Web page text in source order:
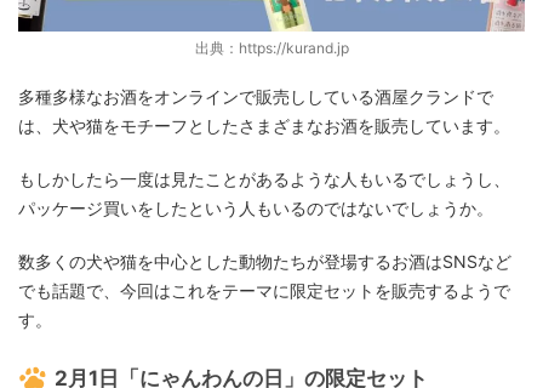
出典：https://kurand.jp
多種多様なお酒をオンラインで販売ししている酒屋クランドで
は、犬や猫をモチーフとしたさまざまなお酒を販売しています。
もしかしたら一度は見たことがあるような人もいるでしょうし、
パッケージ買いをしたという人もいるのではないでしょうか。
数多くの犬や猫を中心とした動物たちが登場するお酒はSNSなど
でも話題で、今回はこれをテーマに限定セットを販売するようで
す。
2月1日「にゃんわんの日」の限定セット